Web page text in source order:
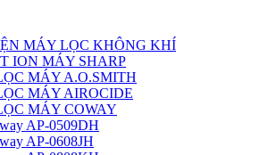
MÁY LỌC KHÔNG KHÍ
ION MÁY SHARP
MÁY A.O.SMITH
MÁY AIROCIDE
MÁY COWAY
AP-0509DH
AP-0608JH